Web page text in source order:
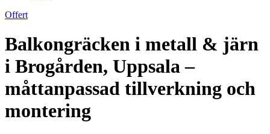
Offert
Balkongräcken i metall & järn
i Brogården, Uppsala –
måttanpassad tillverkning och
montering